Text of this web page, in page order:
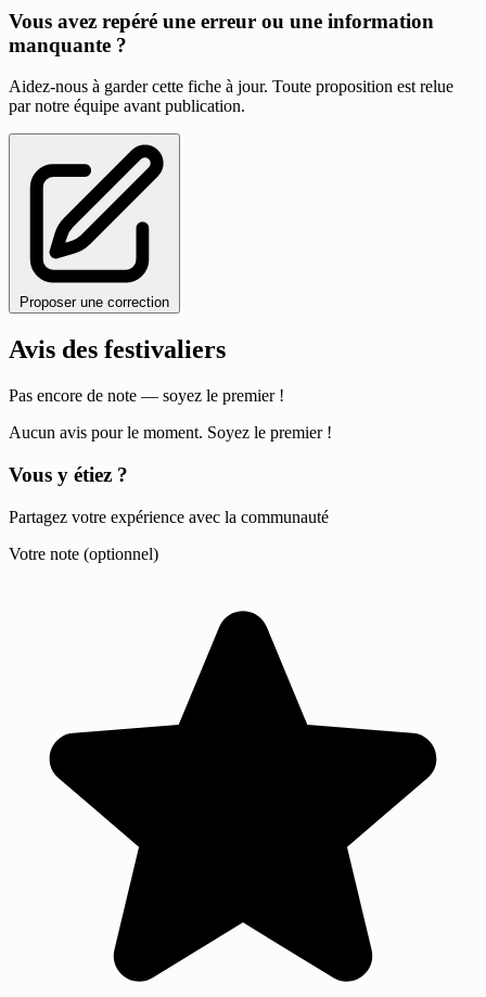
Vous avez repéré une erreur ou une information
manquante ?
Aidez-nous à garder cette fiche à jour. Toute proposition est relue
par notre équipe avant publication.
Proposer une correction
Avis des festivaliers
Pas encore de note — soyez le premier !
Aucun avis pour le moment. Soyez le premier !
Vous y étiez ?
Partagez votre expérience avec la communauté
Votre note (optionnel)